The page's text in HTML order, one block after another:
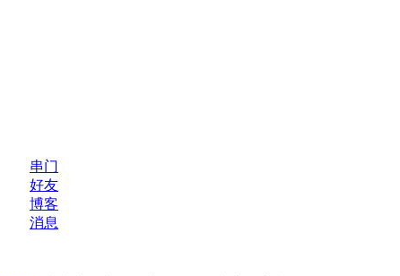
串门
好友
博客
消息